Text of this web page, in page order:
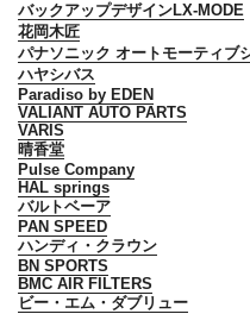
バックアップデザインLX-MODE
花岡木匠
パナソニック オートモーティブ
ハヤシバス
Paradiso by EDEN
VALIANT AUTO PARTS
VARIS
晴香堂
Pulse Company
HAL springs
バルトベーア
PAN SPEED
ハンディ・クラウン
BN SPORTS
BMC AIR FILTERS
ビー・エム・ダブリュー